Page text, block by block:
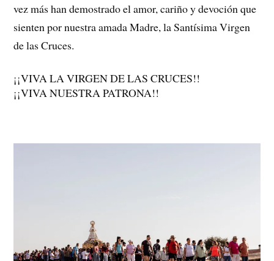
vez más han demostrado el amor, cariño y devoción que
sienten por nuestra amada Madre, la Santísima Virgen
de las Cruces.
¡¡VIVA LA VIRGEN DE LAS CRUCES!!
¡¡VIVA NUESTRA PATRONA!!